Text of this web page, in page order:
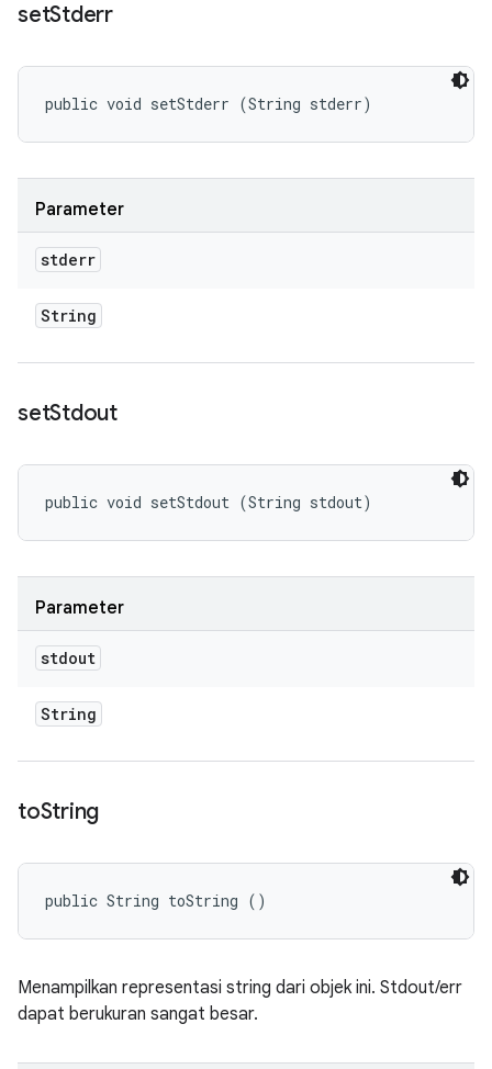
setStderr
public void setStderr (String stderr)
Parameter
stderr
String
setStdout
public void setStdout (String stdout)
Parameter
stdout
String
toString
public String toString ()
Menampilkan representasi string dari objek ini. Stdout/err
dapat berukuran sangat besar.